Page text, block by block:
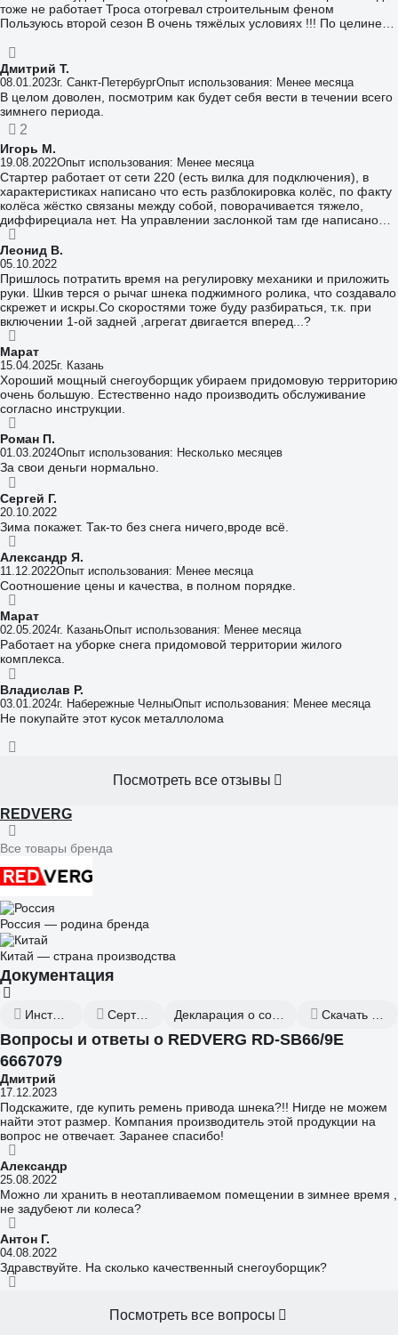
тоже не работает Троса отогревал строительным феном
Пользуюсь второй сезон В очень тяжёлых условиях !!! По целине
Дмитрий Т.
08.01.2023г. Санкт-ПетербургОпыт использования: Менее месяца
В целом доволен, посмотрим как будет себя вести в течении всего
зимнего периода.
2
Игорь М.
19.08.2022Опыт использования: Менее месяца
Стартер работает от сети 220 (есть вилка для подключения), в
характеристиках написано что есть разблокировка колёс, по факту
колёса жёстко связаны между собой, поворачивается тяжело,
диффирециала нет. На управлении заслонкой там где написано
быстро нарисована черепаха, где написано тихо заяц, китайские
товарищи не до конца освоили русский. Завёлся работает.
Леонид В.
05.10.2022
Пришлось потратить время на регулировку механики и приложить
руки. Шкив терся о рычаг шнека поджимного ролика, что создавало
скрежет и искры.Со скоростями тоже буду разбираться, т.к. при
включении 1-ой задней ,агрегат двигается вперед...?
Марат
15.04.2025г. Казань
Хороший мощный снегоуборщик убираем придомовую территорию
очень большую. Естественно надо производить обслуживание
согласно инструкции.
Роман П.
01.03.2024Опыт использования: Несколько месяцев
За свои деньги нормально.
Сергей Г.
20.10.2022
Зима покажет. Так-то без снега ничего,вроде всё.
Александр Я.
11.12.2022Опыт использования: Менее месяца
Соотношение цены и качества, в полном порядке.
Марат
02.05.2024г. КазаньОпыт использования: Менее месяца
Работает на уборке снега придомовой территории жилого
комплекса.
Владислав Р.
03.01.2024г. Набережные ЧелныОпыт использования: Менее месяца
Не покупайте этот кусок металлолома
Посмотреть все отзывы
REDVERG
Все товары бренда
Россия — родина бренда
Китай — страна производства
Документация
Инструкция к товару Сертификат дилера
Вопросы и ответы о REDVERG RD-SB66/9E
6667079
Дмитрий
17.12.2023
Подскажите, где купить ремень привода шнека?!! Нигде не можем
найти этот размер. Компания производитель этой продукции на
вопрос не отвечает. Заранее спасибо!
Александр
25.08.2022
Можно ли хранить в неотапливаемом помещении в зимнее время ,
не задубеют ли колеса?
Антон Г.
04.08.2022
Здравствуйте. На сколько качественный снегоуборщик?
Посмотреть все вопросы